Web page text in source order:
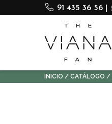
91 435 36 56
INICIO CATÁLOGO